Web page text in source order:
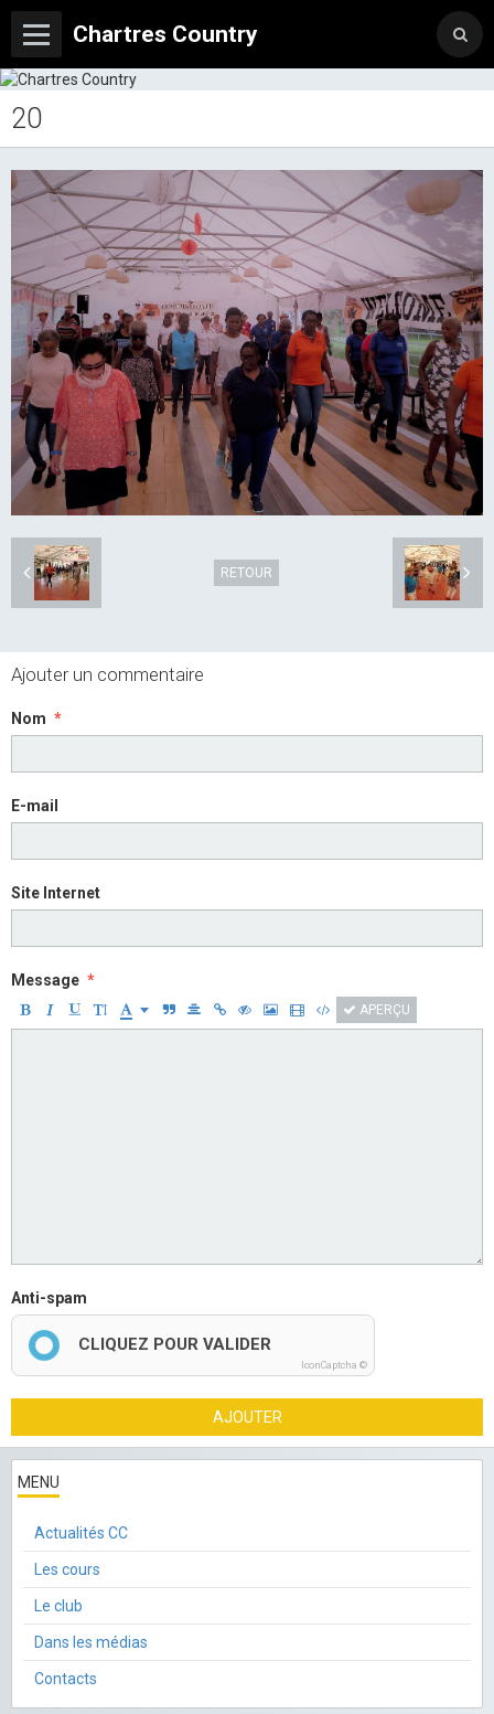
Chartres Country
20
RETOUR
Ajouter un commentaire
Nom
E-mail
Site Internet
Message
APERÇU
Anti-spam
CLIQUEZ POUR VALIDER
IconCaptcha ©
AJOUTER
MENU
Actualités CC
Les cours
Le club
Dans les médias
Contacts